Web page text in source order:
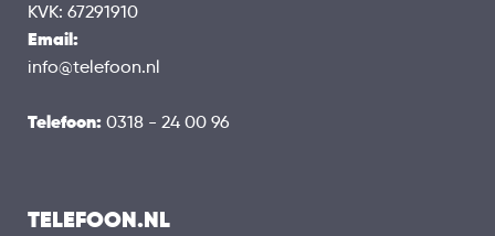
KVK: 67291910
Email:
info@telefoon.nl
Telefoon: 0318 - 24 00 96
TELEFOON.NL